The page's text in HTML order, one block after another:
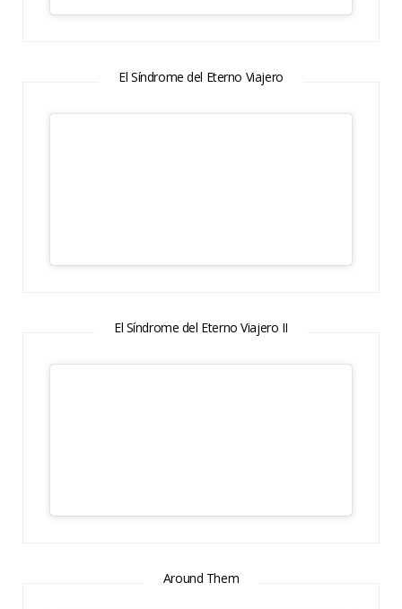
El Síndrome del Eterno Viajero
El Síndrome del Eterno Viajero II
Around Them